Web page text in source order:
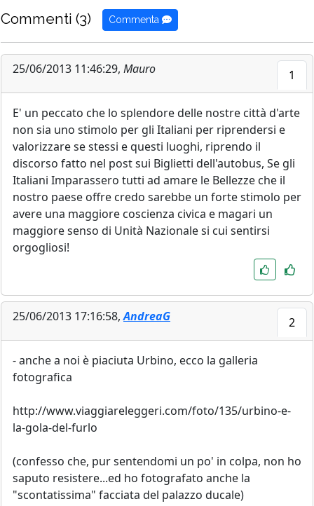
Commenti (3) Commenta
25/06/2013 11:46:29, Mauro 1
E' un peccato che lo splendore delle nostre città d'arte
non sia uno stimolo per gli Italiani per riprendersi e
valorizzare se stessi e questi luoghi, riprendo il
discorso fatto nel post sui Biglietti dell'autobus, Se gli
Italiani Imparassero tutti ad amare le Bellezze che il
nostro paese offre credo sarebbe un forte stimolo per
avere una maggiore coscienza civica e magari un
maggiore senso di Unità Nazionale si cui sentirsi
orgogliosi!
25/06/2013 17:16:58,AndreaG 2
- anche a noi è piaciuta Urbino, ecco la galleria
fotografica
http://www.viaggiareleggeri.com/foto/135/urbino-e-
la-gola-del-furlo
(confesso che, pur sentendomi un po' in colpa, non ho
saputo resistere...ed ho fotografato anche la
"scontatissima" facciata del palazzo ducale)